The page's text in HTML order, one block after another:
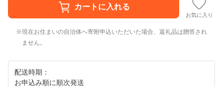
お気に入り
現在お住まいの自治体へ寄附申込いただいた場合、返礼品は贈答され
ません。
配送時期：
お申込み順に順次発送